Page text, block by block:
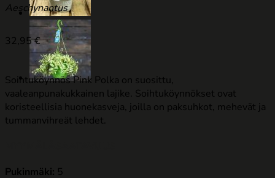
Aeschynantus
32,95€
Soihtuköynnös Pink Polka on suosittu,
vaaleanpunakukkainen lajike. Soihtuköynnökset ovat
koristeellisia huonekasveja, joilla on paksuhkot, mehevät ja
tummanvihreät lehdet.
Pukinmäki: 5